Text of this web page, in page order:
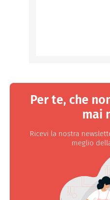
Per te, che
mai
Ricevi la nostra
meglio